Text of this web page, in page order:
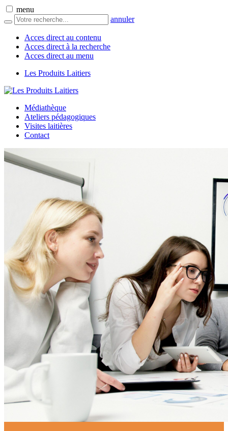
menu
annuler
Acces direct au contenu
Acces direct à la recherche
Acces direct au menu
Les Produits Laitiers
Médiathèque
Ateliers pédagogiques
Visites laitières
Contact